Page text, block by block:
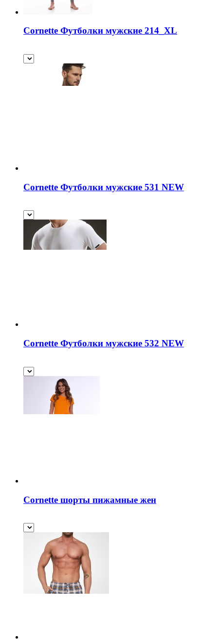
Cornette Футболки мужские 214_XL
Cornette Футболки мужские 531 NEW
Cornette Футболки мужские 532 NEW
Cornette шорты пижамные жен